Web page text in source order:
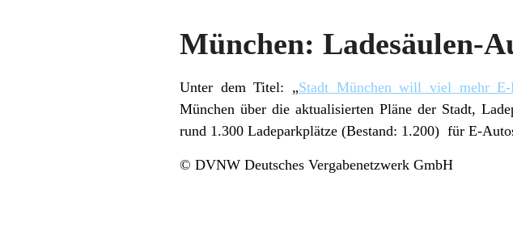
München: Ladesäulen-
Unter dem Titel: „Stadt München will viel mehr E-
München über die aktualisierten Pläne der Stadt,
rund 1.300 Ladeparkplätze (Bestand: 1.200) für E-